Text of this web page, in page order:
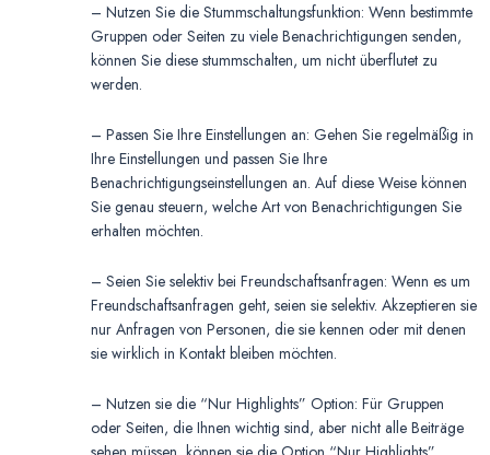
– Nutzen Sie die Stummschaltungsfunktion: Wenn bestimmte
Gruppen oder Seiten zu viele Benachrichtigungen senden,
können Sie diese stummschalten, um nicht überflutet zu
werden.
– Passen Sie Ihre Einstellungen an: Gehen Sie regelmäßig in
Ihre Einstellungen und passen Sie Ihre
Benachrichtigungseinstellungen an. Auf diese Weise können
Sie genau steuern, welche Art von Benachrichtigungen Sie
erhalten möchten.
– Seien Sie selektiv bei Freundschaftsanfragen: Wenn es um
Freundschaftsanfragen geht, seien sie selektiv. Akzeptieren sie
nur Anfragen von Personen, die sie kennen oder mit denen
sie wirklich in Kontakt bleiben möchten.
– Nutzen sie die “Nur Highlights” Option: Für Gruppen
oder Seiten, die Ihnen wichtig sind, aber nicht alle Beiträge